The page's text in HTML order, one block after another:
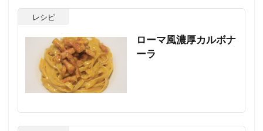
レシピ
ローマ風濃厚カルボナ
ーラ